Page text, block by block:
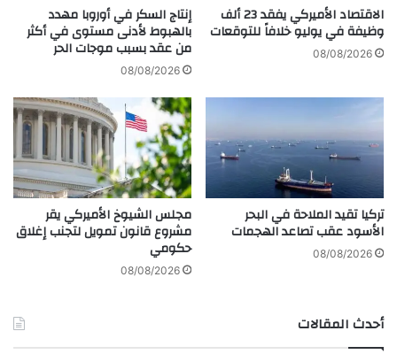
ل
ى
5
ي
ر
ا
د
و
ل
ا
م
ف
ر
ن
ت
ي
ة
أ
ق
و
ا
ل
الاقتصاد الأميركي يفقد 23 ألف
وظيفة في يوليو خلافاً للتوقعات
08/08/2026
إنتاج السكر في أوروبا مهدد
بالهبوط لأدنى مستوى في أكثر
من عقد بسبب موجات الحر
08/08/2026
تركيا تقيد الملاحة في البحر
الأسود عقب تصاعد الهجمات
08/08/2026
مجلس الشيوخ الأميركي يقر
مشروع قانون تمويل لتجنب إغلاق
حكومي
08/08/2026
أحدث المقالات